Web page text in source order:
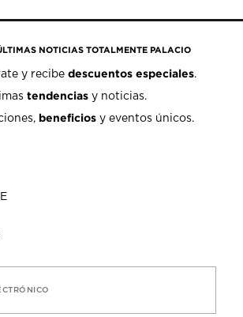
NOTICIAS TOTALMENTE PALACIO
y recibedescuentos especiales.
tendencias y noticias.
beneficios y eventos únicos.